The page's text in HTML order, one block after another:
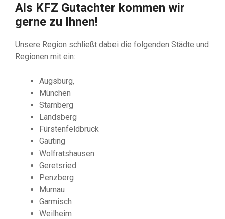
Als KFZ Gutachter kommen wir
gerne zu Ihnen!
Unsere Region schließt dabei die folgenden Städte und
Regionen mit ein:
Augsburg,
München
Starnberg
Landsberg
Fürstenfeldbruck
Gauting
Wolfratshausen
Geretsried
Penzberg
Murnau
Garmisch
Weilheim